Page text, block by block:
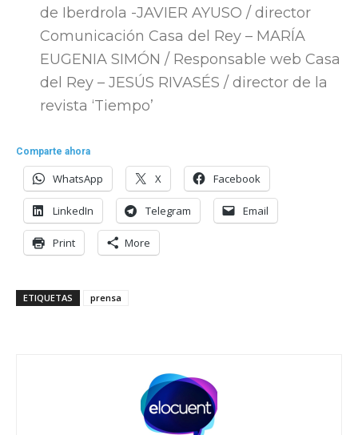
de Iberdrola -JAVIER AYUSO / director
Comunicación Casa del Rey – MARÍA
EUGENIA SIMÓN / Responsable web Casa
del Rey – JESÚS RIVASÉS / director de la
revista ‘Tiempo’
Comparte ahora
WhatsApp X Facebook
LinkedIn Telegram Email
Print More
ETIQUETAS prensa